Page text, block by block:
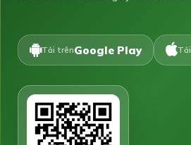
Tải trênGoogle Play